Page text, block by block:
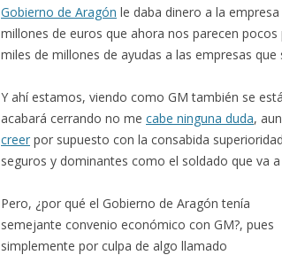
Gobierno de Aragón le daba dinero a la
millones de euros que ahora nos parecen
miles de millones de ayudas a las empresas que
Y ahí estamos, viendo como GM también se
acabará cerrando no me cabe ninguna duda,
creer por supuesto con la consabida
seguros y dominantes como el soldado que va
Pero, ¿por qué el Gobierno de Aragón tenía
semejante convenio económico con GM?, pues
simplemente por culpa de algo llamado